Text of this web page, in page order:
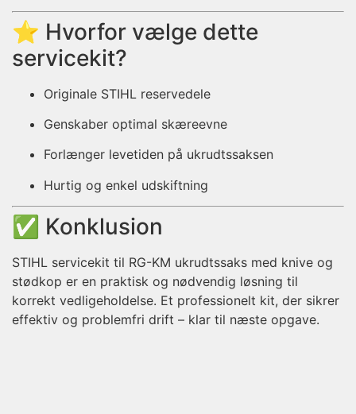
⭐ Hvorfor vælge dette
servicekit?
Originale STIHL reservedele
Genskaber optimal skæreevne
Forlænger levetiden på ukrudtssaksen
Hurtig og enkel udskiftning
✅ Konklusion
STIHL servicekit til RG-KM ukrudtssaks med knive og
stødkop er en praktisk og nødvendig løsning til
korrekt vedligeholdelse. Et professionelt kit, der sikrer
effektiv og problemfri drift – klar til næste opgave.